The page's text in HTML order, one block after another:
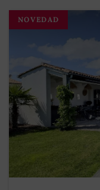
NOVEDAD